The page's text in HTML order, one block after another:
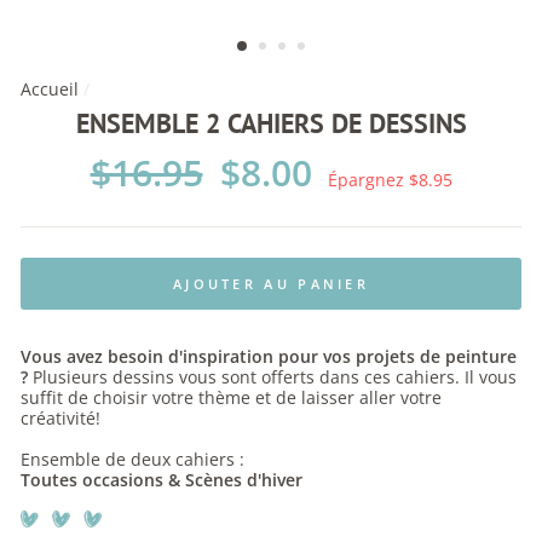
Accueil /
ENSEMBLE 2 CAHIERS DE DESSINS
Prix
régulier
$16.95
Prix
réduit
$8.00 Épargnez $8.95
AJOUTER AU PANIER
Vous avez besoin d'inspiration pour vos projets de peinture
? Plusieurs dessins vous sont offerts dans ces cahiers. Il vous
suffit de choisir votre thème et de laisser aller votre
créativité!
Ensemble de deux cahiers :
Toutes occasions & Scènes d'hiver